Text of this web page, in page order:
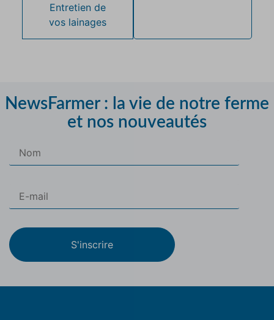
Entretien de
vos lainages
NewsFarmer : la vie de notre ferme
et nos nouveautés
S'inscrire